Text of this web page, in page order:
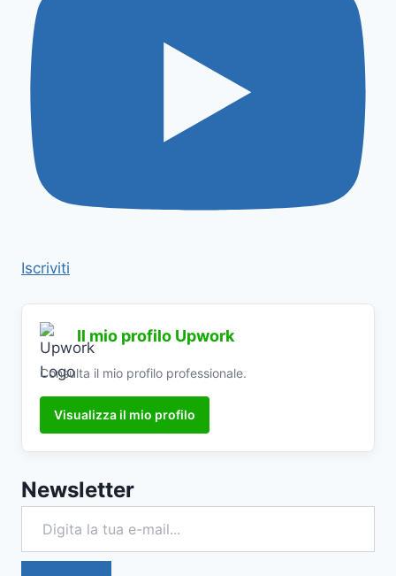
Iscriviti
Il mio profilo Upwork
Consulta il mio profilo professionale.
Visualizza il mio profilo
Newsletter
Digita la tua e-mail...